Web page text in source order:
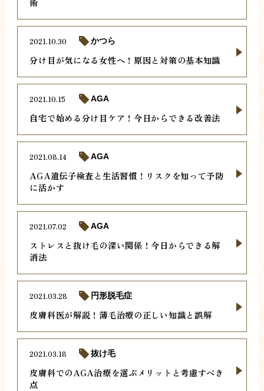
分け目が気になる女性へ！原因と対策の基本知識
2021.10.30 かつら
自宅で始める分け目ケア！今日からできる改善法
2021.10.15 AGA
AGA遺伝子検査と生活習慣！リスクを知って予防
に活かす
2021.08.14 AGA
ストレスと抜け毛の深い関係！今日からできる解
消法
2021.07.02 AGA
皮膚科医が解説！薄毛治療の正しい知識と誤解
2021.03.28 円形脱毛症
皮膚科でのAGA治療を選ぶメリットと考慮すべき
点
2021.03.18 抜け毛